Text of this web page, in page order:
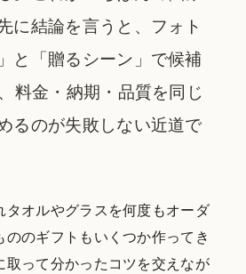
に結論を言うと、フォト
と「贈るシーン」で候補
料金・納期・品質を同じ
るのが失敗しない近道で
タオルやグラスを何度もオーダ
ののギフトもいくつか作ってき
取って分かったコツを交えなが